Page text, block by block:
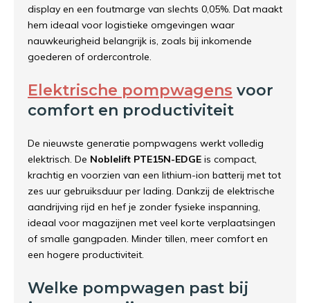
display en een foutmarge van slechts 0,05%. Dat maakt
hem ideaal voor logistieke omgevingen waar
nauwkeurigheid belangrijk is, zoals bij inkomende
goederen of ordercontrole.
Elektrische pompwagens voor
comfort en productiviteit
De nieuwste generatie pompwagens werkt volledig
elektrisch. De Noblelift PTE15N-EDGE is compact,
krachtig en voorzien van een lithium-ion batterij met tot
zes uur gebruiksduur per lading. Dankzij de elektrische
aandrijving rijd en hef je zonder fysieke inspanning,
ideaal voor magazijnen met veel korte verplaatsingen
of smalle gangpaden. Minder tillen, meer comfort en
een hogere productiviteit.
Welke pompwagen past bij